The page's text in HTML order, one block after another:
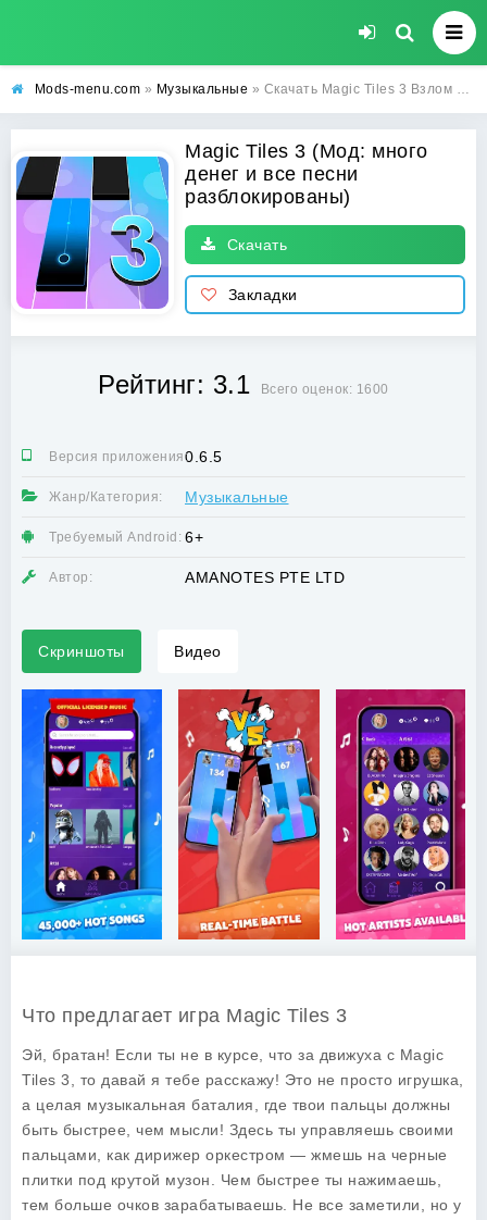
Mods-menu.com » Музыкальные » Скачать Magic Tiles 3 Взлом на много денег и все песни разблокированы на Андроид бесплатно
Magic Tiles 3 (Мод: много
денег и все песни
разблокированы)
Скачать
Закладки
Рейтинг: 3.1 Всего оценок: 1600
Версия приложения:0.6.5
Жанр/Категория: Музыкальные
Требуемый Android: 6+
Автор: AMANOTES PTE LTD
Скриншоты Видео
Что предлагает игра Magic Tiles 3
Эй, братан! Если ты не в курсе, что за движуха с Magic
Tiles 3, то давай я тебе расскажу! Это не просто игрушка,
а целая музыкальная баталия, где твои пальцы должны
быть быстрее, чем мысли! Здесь ты управляешь своими
пальцами, как дирижер оркестром — жмешь на черные
плитки под крутой музон. Чем быстрее ты нажимаешь,
тем больше очков зарабатываешь. Не все заметили, но у